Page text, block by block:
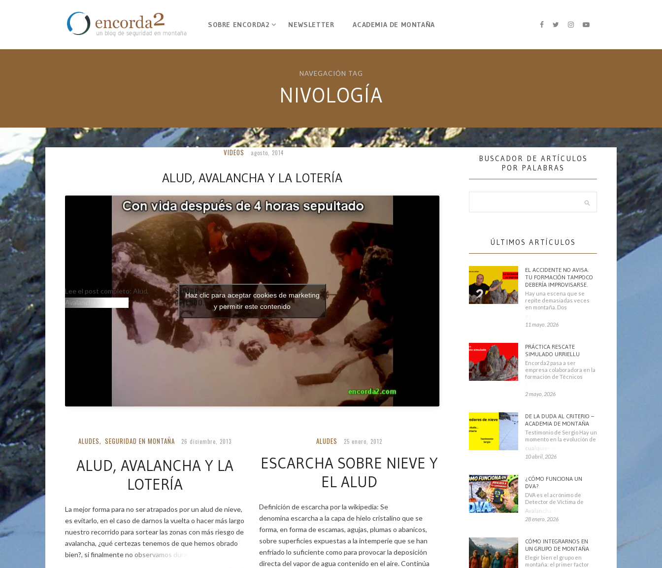
SOBRE ENCORDA2 NEWSLETTER ACADEMIA DE MONTAÑA
NAVEGACIÓN TAG
NIVOLOGÍA
VIDEOS agosto, 2014
ALUD, AVALANCHA Y LA LOTERÍA
Lee el post completo: Alud,
Avalancha y la lotería
SEGUIR
LEYENDO...
Haz clic para aceptar cookies de marketing
y permitir este contenido
ALUDES, SEGURIDAD EN MONTAÑA 26 diciembre, 2013
ALUD, AVALANCHA Y LA
LOTERÍA
La mejor forma para no ser atrapados por un alud de nieve,
es evitarlo, en el caso de darnos la vuelta o hacer más largo
nuestro recorrido para sortear las zonas con más riesgo de
avalancha, ¿qué certezas tenemos de que hemos obrado
bien?, si finalmente no observamos durante ese
ALUDES 25 enero, 2012
ESCARCHA SOBRE NIEVE Y
EL ALUD
Definición de escarcha por la wikipedia: Se
denomina escarcha a la capa de hielo cristalino que se
forma, en forma de escamas, agujas, plumas o abanicos,
sobre superficies expuestas a la intemperie que se han
enfriado lo suficiente como para provocar la deposición
directa del vapor de agua contenido en el aire. Continúa
BUSCADOR DE ARTÍCULOS
POR PALABRAS
ÚLTIMOS ARTÍCULOS
EL ACCIDENTE NO AVISA.
TU FORMACIÓN TAMPOCO
DEBERÍA IMPROVISARSE.
Hay una escena que se
repite demasiadas veces
en montaña. Dos
11 mayo, 2026
PRÁCTICA RESCATE
SIMULADO URRIELLU
Encorda2 pasa a ser
empresa colaboradora en la
formación de Técnicos
2 mayo, 2026
DE LA DUDA AL CRITERIO –
ACADEMIA DE MONTAÑA
Testimonio de Sergio Hay un
momento en la evolución de
cualquier montañero
10 abril, 2026
¿CÓMO FUNCIONA UN
DVA?
DVA es el acrónimo de
Detector de Víctima de
Avalancha. También se
28 enero, 2026
CÓMO INTEGRARNOS EN
UN GRUPO DE MONTAÑA
Elegir bien el grupo en
montaña: el primer factor